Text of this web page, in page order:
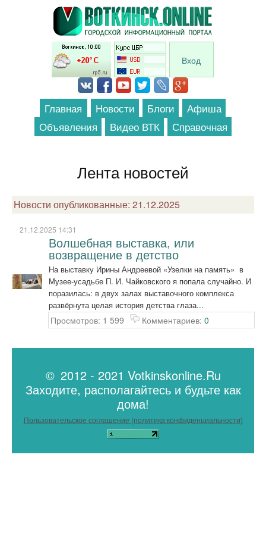
Перейти к основному содержанию
Вход
Главная Новости Блоги
Афиша
Объявления
Видео ВТК Справочная
Лента новостей
Новости опубликованные: 21.12.2025
21.12.2025 14:31
Волшебная выставка, или
возвращение в детство
На выставку Ирины Андреевой «Узелки на память» в
Музее-усадьбе П. И. Чайковского я попала случайно. И
поразилась: в двух залах выставочного комплекса
развëрнута целая история детства глаза...
Просмотров: 1 599 Комментариев: 0
© 2012 - 2021 Votkinskonline.Ru
Заходите, располагайтесь и будьте как
дома!
Пользовательское соглашение (политика конфиденциальности)